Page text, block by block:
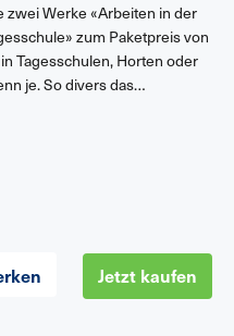
zwei Werke «Arbeiten in der
zum Paketpreis von
Tagesschulen, Horten oder
je. So divers das
Arbeit ist bis jetzt wenig
die Gesundheit und die
fördern. Dabei identifizieren
Entwicklung von
Jetzt kaufen